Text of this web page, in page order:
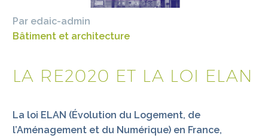
Par edaic-admin
Bâtiment et architecture
LA RE2020 ET LA LOI ELAN
La loi ELAN (Évolution du Logement, de
l’Aménagement et du Numérique) en France,